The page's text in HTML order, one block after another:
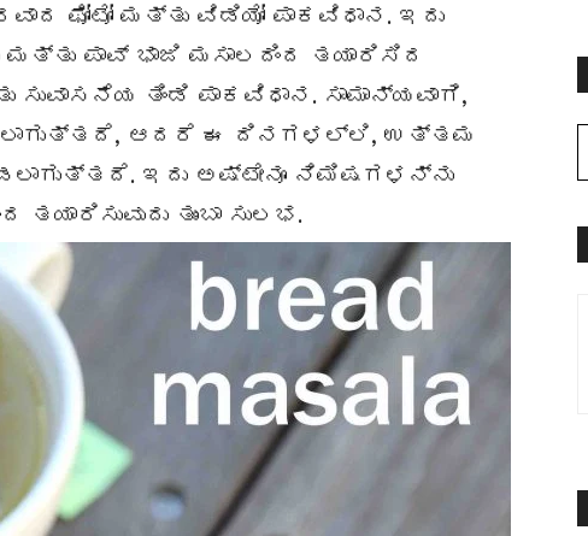
ಫೋಟೋ ಮತ್ತು ವಿಡಿಯೋ ಪಾಕವಿಧಾನ. ಇದು
ಪಾವ್ ಭಾಜಿ ಮಸಾಲದಿಂದ ತಯಾರಿಸಿದ
ತಿಂಡಿ ಪಾಕವಿಧಾನ. ಸಾಮಾನ್ಯವಾಗಿ,
ಆದರೆ ಈ ದಿನಗಳಲ್ಲಿ, ಉತ್ತಮ
ಇದು ಅಷ್ಟೇನೂ ನಿಮಿಷಗಳನ್ನು
ತುಂಬಾ ಸುಲಭ.